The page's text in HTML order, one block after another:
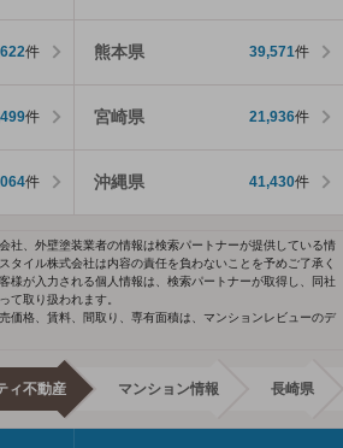
件 熊本県 39,571件
件 宮崎県 21,936件
件 沖縄県 41,430件
社、外壁塗装業者の情報は検索パートナーが提供している情
タイル株式会社は内容の責任を負わないことを予めご了承く
様が入力される個人情報は、検索パートナーが取得し、同社
て取り扱われます。
価格、賃料、間取り、専有面積は、マンションレビューのデ
ィ不動産 マンション情報 長崎県